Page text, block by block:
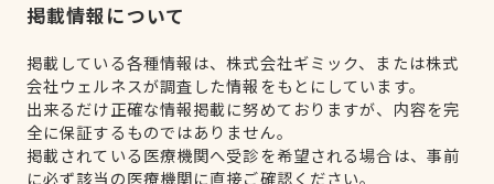
掲載情報について
掲載している各種情報は、株式会社ギミック、または株式
会社ウェルネスが調査した情報をもとにしています。
出来るだけ正確な情報掲載に努めておりますが、内容を完
全に保証するものではありません。
掲載されている医療機関へ受診を希望される場合は、事前
に必ず該当の医療機関に直接ご確認ください。